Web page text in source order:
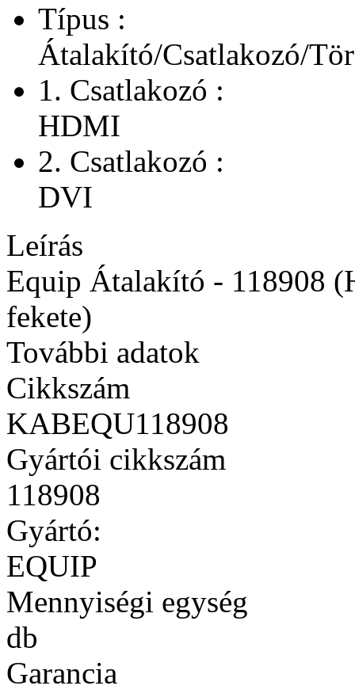
Típus :
Átalakító/Csatlakozó/
1. Csatlakozó :
HDMI
2. Csatlakozó :
DVI
Leírás
Equip Átalakító - 118908
fekete)
További adatok
Cikkszám
KABEQU118908
Gyártói cikkszám
118908
Gyártó:
EQUIP
Mennyiségi egység
db
Garancia